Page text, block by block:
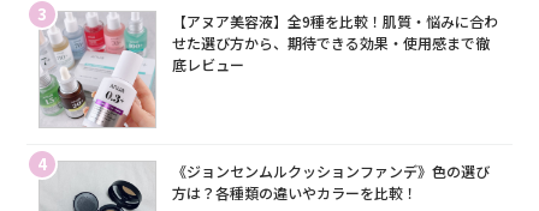
3
【アヌア美容液】全9種を比較！肌質・悩みに合わ
せた選び方から、期待できる効果・使用感まで徹
底レビュー
4
《ジョンセンムルクッションファンデ》色の選び
方は？各種類の違いやカラーを比較！